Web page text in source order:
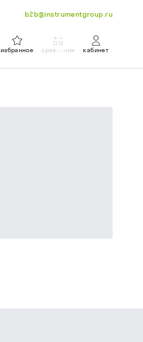
b2b@instrumentgroup.ru
избранное сравнение кабинет